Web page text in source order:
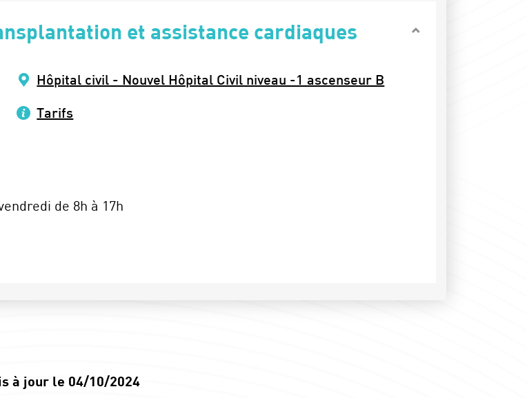
et assistance cardiaques
Hôpital civil - Nouvel Hôpital Civil niveau -1 ascenseur B
Tarifs
de 8h à 17h
à jour le 04/10/2024